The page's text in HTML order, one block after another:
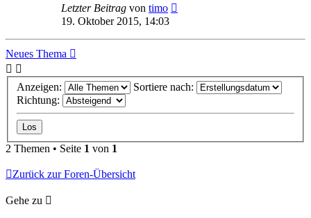
Letzter Beitrag von timo
19. Oktober 2015, 14:03
Neues Thema
Anzeigen:
Sortiere nach:
Richtung:
2 Themen • Seite 1 von 1
Zurück zur Foren-Übersicht
Gehe zu